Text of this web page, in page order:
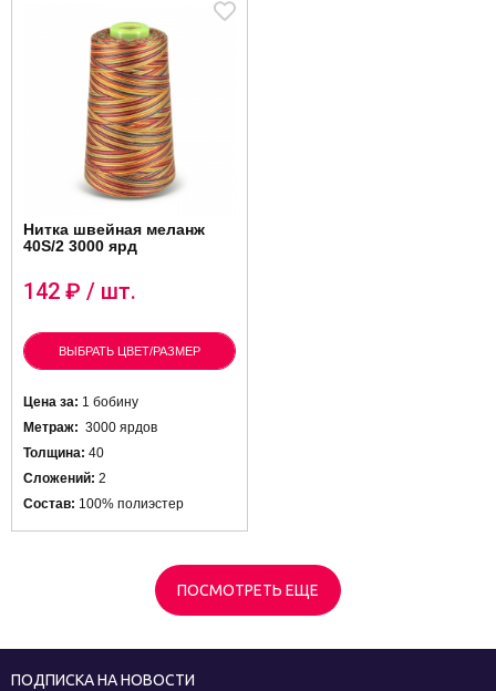
Нитка швейная меланж
40S/2 3000 ярд
142 ₽ / шт.
ВЫБРАТЬ ЦВЕТ/РАЗМЕР
Цена за: 1 бобину
Метраж: 3000 ярдов
Толщина: 40
Сложений: 2
Состав: 100% полиэстер
ПОСМОТРЕТЬ ЕЩЕ
ПОДПИСКА НА НОВОСТИ